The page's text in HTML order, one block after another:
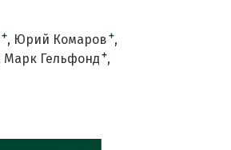
+ Юрий Комаров +
Марк Гельфонд +